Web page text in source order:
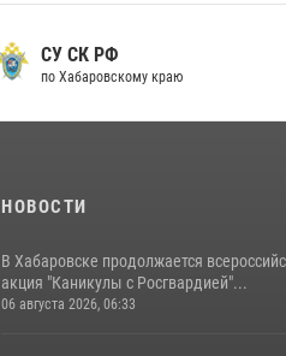
СУ СК РФ
по Хабаровскому краю
НОВОСТИ
В Хабаровске продолжается
акция "Каникулы с Росгвардией"...
06 августа 2026, 06:33